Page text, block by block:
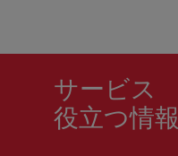
サービス
役立つ情報